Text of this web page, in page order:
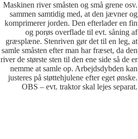
Maskinen river småsten og små grene osv.
sammen samtidig med, at den jævner og
komprimerer jorden. Den efterlader en fin
og porøs overflade til evt. såning af
græsplæne. Stenriven gør det til en leg, at
samle småsten efter man har fræset, da den
river de største sten til den ene side så de er
nemme at samle op. Arbejdsdybden kan
justeres på støttehjulene efter eget ønske.
OBS – evt. traktor skal lejes separat.